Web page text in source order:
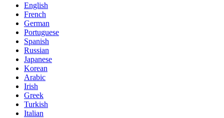
English
French
German
Portuguese
Spanish
Russian
Japanese
Korean
Arabic
Irish
Greek
Turkish
Italian